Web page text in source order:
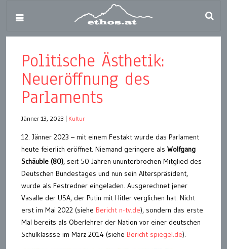
Politische Ästhetik:
Neueröffnung des
Parlaments
Jänner 13, 2023 Kultur
12. Jänner 2023 – mit einem Festakt wurde das Parlament
heute feierlich eröffnet. Niemand geringere als Wolfgang
Schäuble (80), seit 50 Jahren ununterbrochen Mitglied des
Deutschen Bundestages und nun sein Alterspräsident,
wurde als Festredner eingeladen. Ausgerechnet jener
Vasalle der USA, der Putin mit Hitler verglichen hat. Nicht
erst im Mai 2022 (siehe Bericht n-tv.de), sondern das erste
Mal bereits als Oberlehrer der Nation vor einer deutschen
Schulklassse im März 2014 (siehe Bericht spiegel.de).